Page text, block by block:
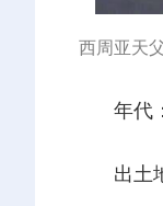
西周亚天
年代
出土